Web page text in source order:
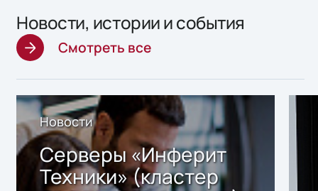
Новости, истории и события
Смотреть все
Новости
Серверы «Инферит
Техники» (кластер